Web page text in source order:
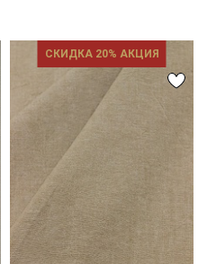
СКИДКА 20% АКЦИЯ